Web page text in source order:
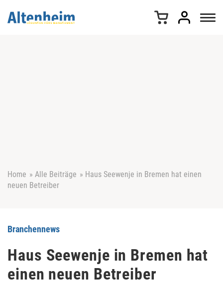
Home » Alle Beiträge » Haus Seewenje in Bremen hat einen
neuen Betreiber
Branchennews
Haus Seewenje in Bremen hat
einen neuen Betreiber